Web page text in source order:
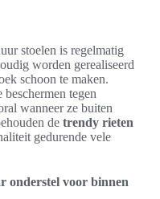
stoelen is regelmatig
worden gerealiseerd
schoon te maken.
tegen
wanneer ze buiten
de trendy rieten
gedurende vele
onderstel voor binnen